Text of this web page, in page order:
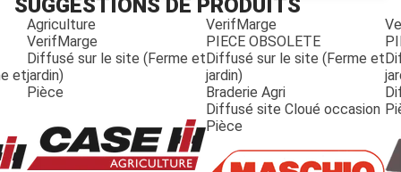
SUGGESTIONS DE PRODUITS
et
Agriculture
VerifMarge
Diffusé sur le site (Ferme et
jardin)
Pièce
VerifMarge
PIECE OBSOLETE
Diffusé sur le site (Ferme et
jardin)
Braderie Agri
Diffusé site Cloué occasion
Pièce